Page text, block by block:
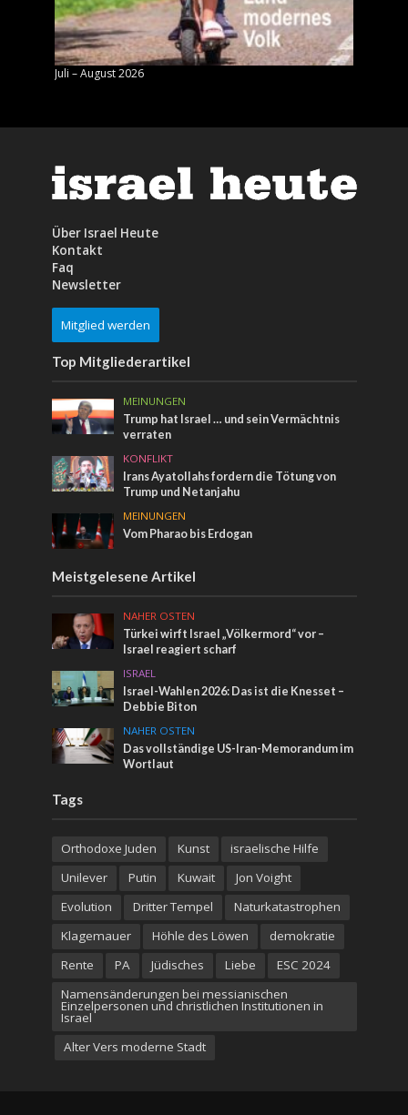
Juli – August 2026
Über Israel Heute
Kontakt
Faq
Newsletter
Mitglied werden
Top Mitgliederartikel
MEINUNGEN
Trump hat Israel … und sein Vermächtnis
verraten
KONFLIKT
Irans Ayatollahs fordern die Tötung von
Trump und Netanjahu
MEINUNGEN
Vom Pharao bis Erdogan
Meistgelesene Artikel
NAHER OSTEN
Türkei wirft Israel „Völkermord“ vor –
Israel reagiert scharf
ISRAEL
Israel-Wahlen 2026: Das ist die Knesset –
Debbie Biton
NAHER OSTEN
Das vollständige US-Iran-Memorandum im
Wortlaut
Tags
Orthodoxe Juden Kunst
israelische Hilfe
Unilever
Putin Kuwait
Jon Voight
Evolution
Dritter Tempel
Naturkatastrophen
Klagemauer
Höhle des Löwen
demokratie
Rente
PA Jüdisches Liebe
ESC 2024
Namensänderungen bei messianischen
Einzelpersonen und christlichen Institutionen in
Israel
Alter Vers moderne Stadt